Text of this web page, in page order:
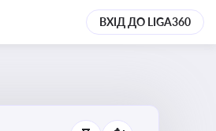
ВХІД ДО LIGA360